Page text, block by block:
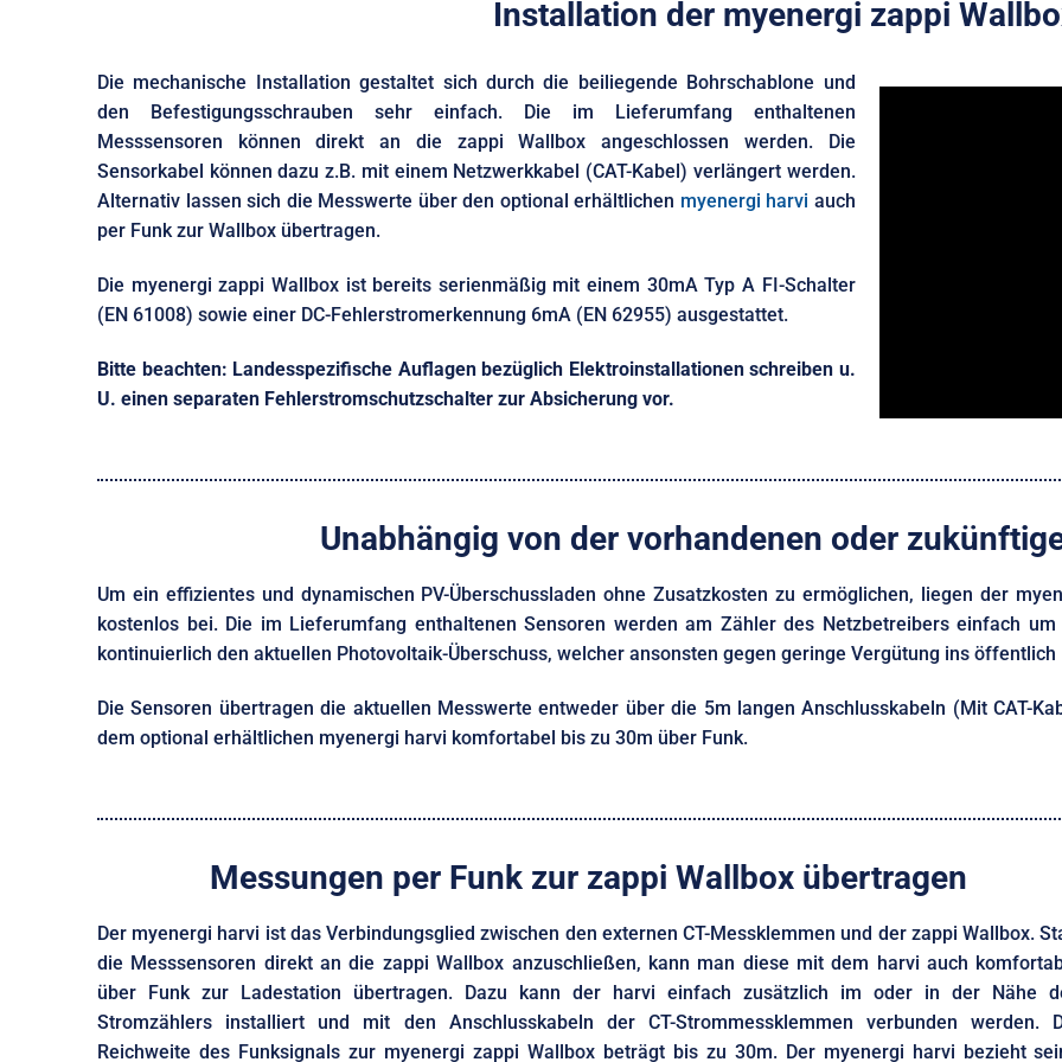
Installation der myenergi zappi
Die mechanische Installation gestaltet sich durch die beiliegende Bohrschablone und
den Befestigungsschrauben sehr einfach. Die im Lieferumfang enthaltenen
Messsensoren können direkt an die zappi Wallbox angeschlossen werden. Die
Sensorkabel können dazu z.B. mit einem Netzwerkkabel (CAT-Kabel) verlängert werden.
Alternativ lassen sich die Messwerte über den optional erhältlichen myenergi harvi auch
per Funk zur Wallbox übertragen.
Die myenergi zappi Wallbox ist bereits serienmäßig mit einem 30mA Typ A FI-Schalter
(EN 61008) sowie einer DC-Fehlerstromerkennung 6mA (EN 62955) ausgestattet.
Bitte beachten: Landesspezifische Auflagen bezüglich Elektroinstallationen schreiben u.
U. einen separaten Fehlerstromschutzschalter zur Absicherung vor.
Unabhängig von der vorhandenen oder
Um ein effizientes und dynamischen PV-Überschussladen ohne Zusatzkosten zu ermöglichen, liegen der
kostenlos bei. Die im Lieferumfang enthaltenen Sensoren werden am Zähler des Netzbetreibers einfach
kontinuierlich den aktuellen Photovoltaik-Überschuss, welcher ansonsten gegen geringe Vergütung ins
Die Sensoren übertragen die aktuellen Messwerte entweder über die 5m langen Anschlusskabeln (Mit CAT-
dem optional erhältlichen myenergi harvi komfortabel bis zu 30m über Funk.
Messungen per Funk zur zappi Wallbox übertragen
Der myenergi harvi ist das Verbindungsglied zwischen den externen CT-Messklemmen und der zappi Wallbox.
die Messsensoren direkt an die zappi Wallbox anzuschließen, kann man diese mit dem harvi auch
über Funk zur Ladestation übertragen. Dazu kann der harvi einfach zusätzlich im oder in der Nähe
Stromzählers installiert und mit den Anschlusskabeln der CT-Strommessklemmen verbunden werden.
Reichweite des Funksignals zur myenergi zappi Wallbox beträgt bis zu 30m. Der myenergi harvi bezieht